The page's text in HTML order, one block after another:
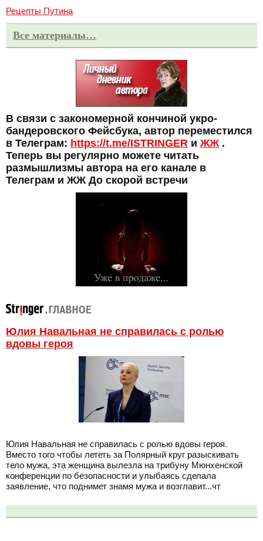
Рецепты Путина
Все материалы…
В связи с закономерной кончиной укро-
бандеровского Фейсбука, автор переместился
в Телеграм: https://t.me/ISTRINGER и ЖЖ.
Теперь вы регулярно можете читать
размышлизмы автора на его канале в
Телеграм и ЖЖ До скорой встречи
Юлия Навальная не справилась с ролью
вдовы героя
Юлия Навальная не справилась с ролью вдовы героя.
Вместо того чтобы лететь за Полярный круг разыскивать
тело мужа, эта женщина вылезла на трибуну Мюнхенской
конференции по безопасности и улыбаясь сделала
заявление, что поднимет знамя мужа и возглавит...чт